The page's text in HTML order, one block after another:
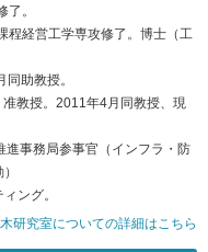
。
程経営工学専攻修了。博士（工
助教授。
教授。2011年4月同教授、現
事務局参事官（インフラ・防
ング。
研究室についての詳細はこちら